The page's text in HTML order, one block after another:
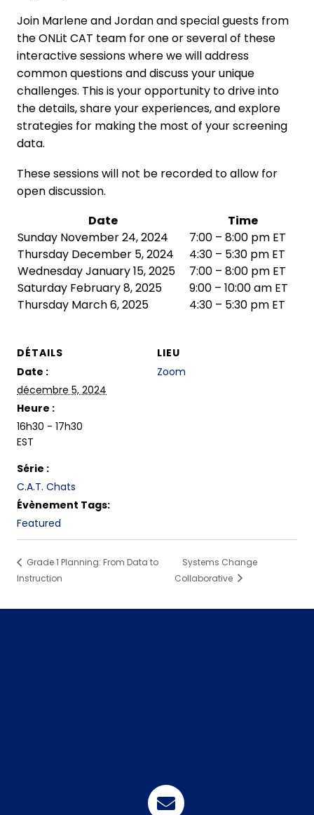
Join Marlene and Jordan and special guests from
the ONLit CAT team for one or several of these
interactive sessions where we will address
common questions and discuss your unique
challenges. This is your opportunity to drive into
the details, share your experiences, and explore
strategies for making the most of your screening
data.
These sessions will not be recorded to allow for
open discussion.
Date
Time
Sunday November 24, 2024
7:00 – 8:00 pm ET
Thursday December 5, 2024
4:30 – 5:30 pm ET
Wednesday January 15, 2025
7:00 – 8:00 pm ET
Saturday February 8, 2025
9:00 – 10:00 am ET
Thursday March 6, 2025
4:30 – 5:30 pm ET
DÉTAILS
Date :
décembre 5, 2024
Heure :
16h30 - 17h30
EST
Série :
C.A.T. Chats
Évènement Tags:
Featured
LIEU
Zoom
Grade 1 Planning: From Data to
Instruction
Systems Change
Collaborative